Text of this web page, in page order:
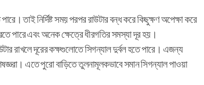
তাই নির্দিষ্ট সময় পরপর রাউটার বন্ধ করে কিছুক্ষণ অপেক্ষা করে
পারে এবং অনেক ক্ষেত্রে ধীরগতির সমস্যা দূর হয়।
রাখলে দূরের কক্ষগুলোতে সিগন্যাল দুর্বল হতে পারে। এজন্য
এতে পুরো বাড়িতে তুলনামূলকভাবে সমান সিগন্যাল পাওয়া